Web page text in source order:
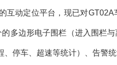
动定位平台，现已对GT02A
多边形电子围栏（进入围栏
停车、超速等统计）、告警